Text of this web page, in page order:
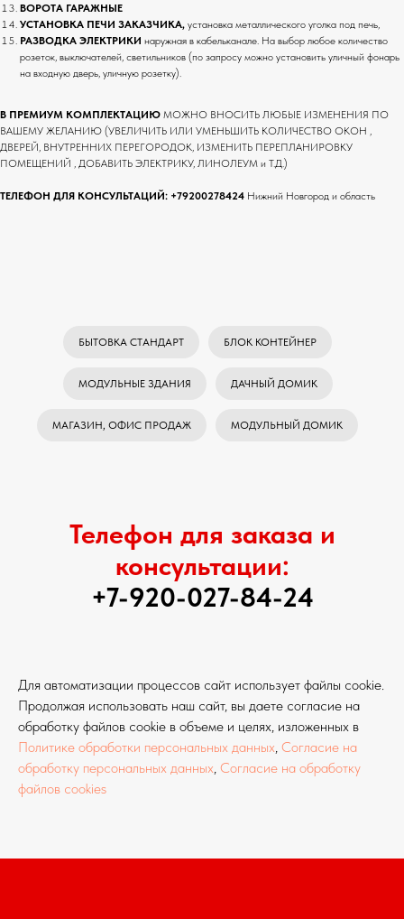
ВОРОТА ГАРАЖНЫЕ
УСТАНОВКА ПЕЧИ ЗАКАЗЧИКА, установка металлического уголка под печь,
РАЗВОДКА ЭЛЕКТРИКИ наружная в кабельканале. На выбор любое количество
розеток, выключателей, светильников (по запросу можно установить уличный фонарь
на входную дверь, уличную розетку).
В ПРЕМИУМ КОМПЛЕКТАЦИЮ МОЖНО ВНОСИТЬ ЛЮБЫЕ ИЗМЕНЕНИЯ ПО
ВАШЕМУ ЖЕЛАНИЮ (УВЕЛИЧИТЬ ИЛИ УМЕНЬШИТЬ КОЛИЧЕСТВО ОКОН ,
ДВЕРЕЙ, ВНУТРЕННИХ ПЕРЕГОРОДОК, ИЗМЕНИТЬ ПЕРЕПЛАНИРОВКУ
ПОМЕЩЕНИЙ , ДОБАВИТЬ ЭЛЕКТРИКУ, ЛИНОЛЕУМ и Т.Д.)
ТЕЛЕФОН ДЛЯ КОНСУЛЬТАЦИЙ: +79200278424 Нижний Новгород и область
БЫТОВКА СТАНДАРТ БЛОК КОНТЕЙНЕР
МОДУЛЬНЫЕ ЗДАНИЯ ДАЧНЫЙ ДОМИК
МАГАЗИН, ОФИС ПРОДАЖ МОДУЛЬНЫЙ ДОМИК
Телефон для заказа и
консультации:
+7-920-027-84-24
Для автоматизации процессов сайт использует файлы cookie.
Продолжая использовать наш сайт, вы даете согласие на
обработку файлов cookie в объеме и целях, изложенных в
Политике обработки персональных данных Согласие на
обработку персональных данных Согласие на обработку
файлов cookies